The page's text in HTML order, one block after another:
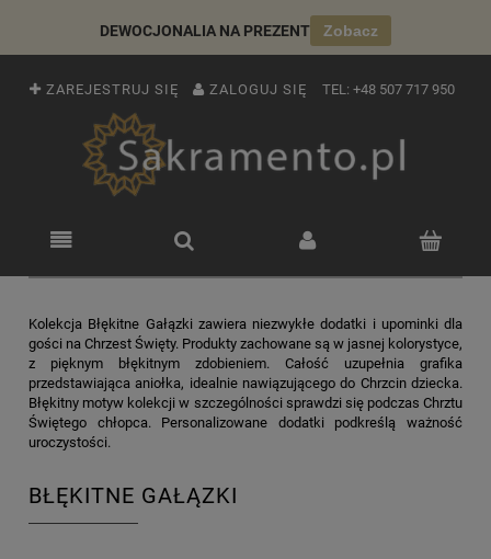
DEWOCJONALIA NA PREZENT Zobacz
ZAREJESTRUJ SIĘ ZALOGUJ SIĘ TEL: +48 507 717 950
Kolekcja Błękitne Gałązki zawiera niezwykłe dodatki i upominki dla
gości na Chrzest Święty. Produkty zachowane są w jasnej kolorystyce,
z pięknym błękitnym zdobieniem. Całość uzupełnia grafika
przedstawiająca aniołka, idealnie nawiązującego do Chrzcin dziecka.
Błękitny motyw kolekcji w szczególności sprawdzi się podczas Chrztu
Świętego chłopca. Personalizowane dodatki podkreślą ważność
uroczystości.
BŁĘKITNE GAŁĄZKI